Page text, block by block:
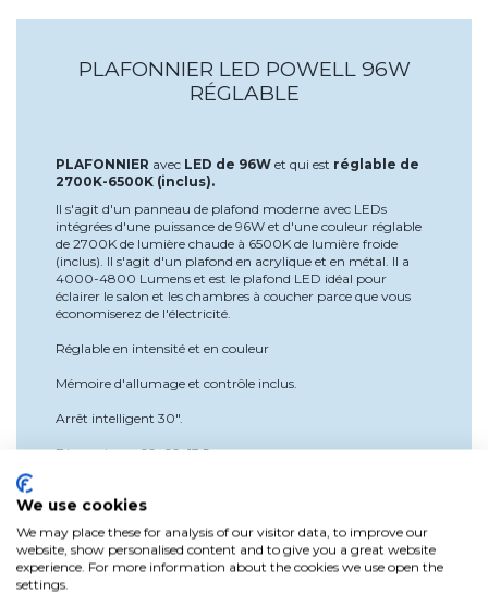
PLAFONNIER LED POWELL 96W
RÉGLABLE
PLAFONNIER avec LED de 96W et qui est réglable de
2700K-6500K (inclus).
Il s'agit d'un panneau de plafond moderne avec LEDs
intégrées d'une puissance de 96W et d'une couleur réglable
de 2700K de lumière chaude à 6500K de lumière froide
(inclus). Il s'agit d'un plafond en acrylique et en métal. Il a
4000-4800 Lumens et est le plafond LED idéal pour
éclairer le salon et les chambres à coucher parce que vous
économiserez de l'électricité.
Réglable en intensité et en couleur
Mémoire d'allumage et contrôle inclus.
Arrêt intelligent 30".
Dimensions : 60x60x13,5 cm
We use cookies
We may place these for analysis of our visitor data, to improve our
website, show personalised content and to give you a great website
experience. For more information about the cookies we use open the
settings.